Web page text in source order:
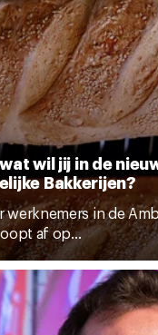
wil jij in de
Bakkerijen?
werknemers in de
af op...